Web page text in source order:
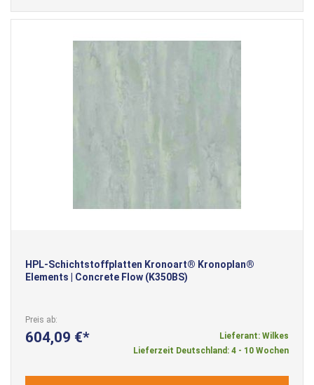
HPL-Schichtstoffplatten Kronoart® Kronoplan®
Elements | Concrete Flow (K350BS)
Preis ab
604,09 €
Lieferant: Wilkes
Lieferzeit Deutschland: 4 - 10 Wochen